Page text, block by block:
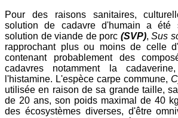
Pour des raisons sanitaires,
solution de cadavre d'humain a été
solution de viande de porc (SVP),Sus
rapprochant plus ou moins de celle
contenant probablement des
cadavres notamment la
l'histamine. L'espèce carpe commune,
utilisée en raison de sa grande taille,
de 20 ans, son poids maximal de 40
des écosystèmes diverses, d'être